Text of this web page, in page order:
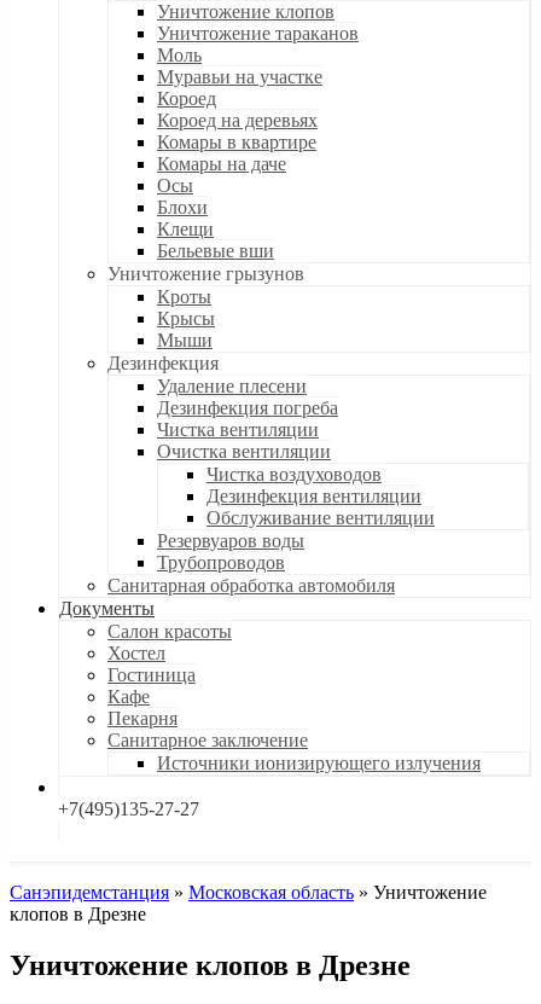
Уничтожение клопов
Уничтожение тараканов
Моль
Муравьи на участке
Короед
Короед на деревьях
Комары в квартире
Комары на даче
Осы
Блохи
Клещи
Бельевые вши
Уничтожение грызунов
Кроты
Крысы
Мыши
Дезинфекция
Удаление плесени
Дезинфекция погреба
Чистка вентиляции
Очистка вентиляции
Чистка воздуховодов
Дезинфекция вентиляции
Обслуживание вентиляции
Резервуаров воды
Трубопроводов
Санитарная обработка автомобиля
Документы
Салон красоты
Хостел
Гостиница
Кафе
Пекарня
Санитарное заключение
Источники ионизирующего излучения
+7(495)135-27-27
Санэпидемстанция » Московская область » Уничтожение
клопов в Дрезне
Уничтожение клопов в Дрезне